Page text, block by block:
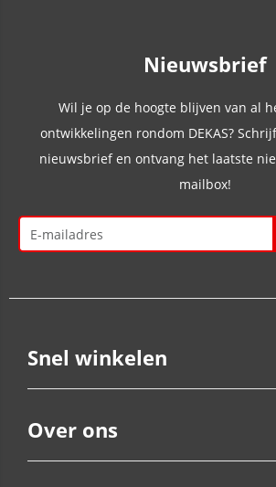
Nieuwsbrief
Wil je op de hoogte blijven van al
ontwikkelingen rondom DEKAS?
nieuwsbrief en ontvang het laatste
mailbox!
Snel winkelen
Over ons